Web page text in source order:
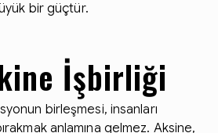
bir güçtür.
İşbirliği
birleşmesi, insanları
anlamına gelmez. Aksine,